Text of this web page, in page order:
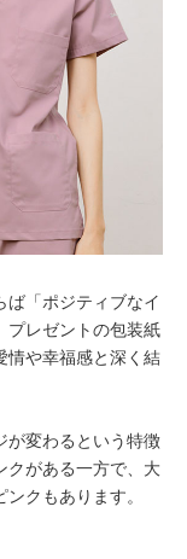
ば「ポジティブなイ
プレゼントの包装紙
情や幸福感と深く結
が変わるという特徴
クがある一方で、大
クもあります。